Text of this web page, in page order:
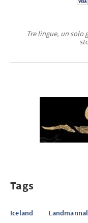
Tre lingue, un solo
Tags
Iceland